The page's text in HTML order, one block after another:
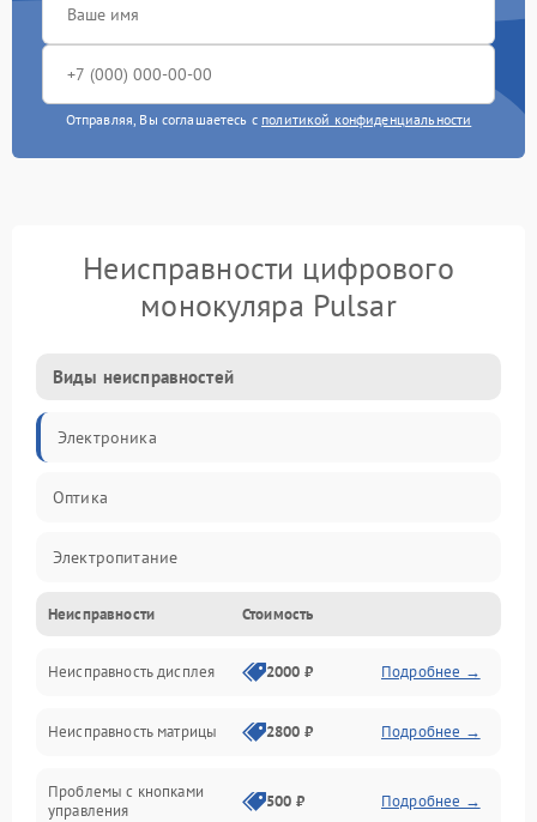
Отправляя, Вы соглашаетесь с политикой конфиденциальности
Неисправности цифрового
монокуляра Pulsar
Виды неисправностей
Электроника
Оптика
Электропитание
Видео
ПО
Управление
Механические повреждения
Неисправности Стоимость
Неисправность дисплея 2000 ₽ Подробнее →
Неисправность матрицы 2800 ₽ Подробнее →
Проблемы с кнопками
управления
500 ₽ Подробнее →